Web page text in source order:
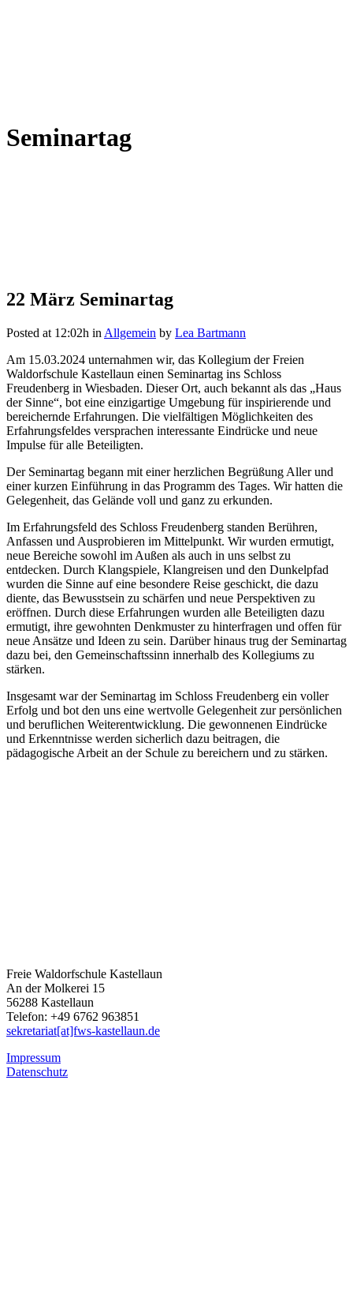
Seminartag
22 März Seminartag
Posted at 12:02h in Allgemein by Lea Bartmann
Am 15.03.2024 unternahmen wir, das Kollegium der Freien
Waldorfschule Kastellaun einen Seminartag ins Schloss
Freudenberg in Wiesbaden. Dieser Ort, auch bekannt als das „Haus
der Sinne“, bot eine einzigartige Umgebung für inspirierende und
bereichernde Erfahrungen. Die vielfältigen Möglichkeiten des
Erfahrungsfeldes versprachen interessante Eindrücke und neue
Impulse für alle Beteiligten.
Der Seminartag begann mit einer herzlichen Begrüßung Aller und
einer kurzen Einführung in das Programm des Tages. Wir hatten die
Gelegenheit, das Gelände voll und ganz zu erkunden.
Im Erfahrungsfeld des Schloss Freudenberg standen Berühren,
Anfassen und Ausprobieren im Mittelpunkt. Wir wurden ermutigt,
neue Bereiche sowohl im Außen als auch in uns selbst zu
entdecken. Durch Klangspiele, Klangreisen und den Dunkelpfad
wurden die Sinne auf eine besondere Reise geschickt, die dazu
diente, das Bewusstsein zu schärfen und neue Perspektiven zu
eröffnen. Durch diese Erfahrungen wurden alle Beteiligten dazu
ermutigt, ihre gewohnten Denkmuster zu hinterfragen und offen für
neue Ansätze und Ideen zu sein. Darüber hinaus trug der Seminartag
dazu bei, den Gemeinschaftssinn innerhalb des Kollegiums zu
stärken.
Insgesamt war der Seminartag im Schloss Freudenberg ein voller
Erfolg und bot den uns eine wertvolle Gelegenheit zur persönlichen
und beruflichen Weiterentwicklung. Die gewonnenen Eindrücke
und Erkenntnisse werden sicherlich dazu beitragen, die
pädagogische Arbeit an der Schule zu bereichern und zu stärken.
Freie Waldorfschule Kastellaun
An der Molkerei 15
56288 Kastellaun
Telefon: +49 6762 963851
sekretariat[at]fws-kastellaun.de
Impressum
Datenschutz